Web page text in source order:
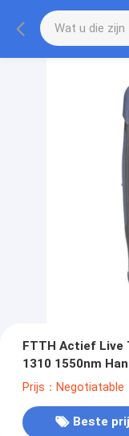
FTTH Actief
1310 1550nm
Prijs：Negotiatable
Beste